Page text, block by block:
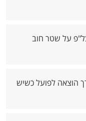
על שטר חוב
הוצאה לפועל כשיש